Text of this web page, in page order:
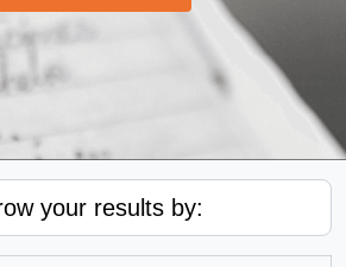
your results by: